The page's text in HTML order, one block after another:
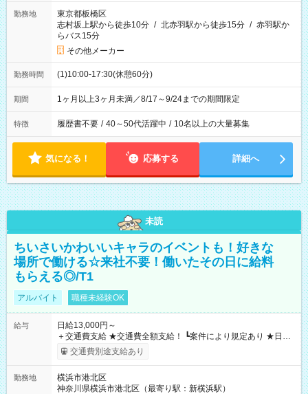
勤務地
東京都板橋区
志村坂上駅から徒歩10分 / 北赤羽駅から徒歩15分 / 赤羽駅か
らバス15分
その他メーカー
勤務時間 (1)10:00-17:30(休憩60分)
期間 1ヶ月以上3ヶ月未満／8/17～9/24までの期間限定
特徴 履歴書不要 / 40～50代活躍中 / 10名以上の大量募集
気になる！ 応募する 詳細へ
未読
ちいさいかわいいキャラのイベントも！好きな
場所で働ける☆来社不要！働いたその日に給料
もらえる◎/T1
アルバイト 職種未経験OK
給与
日給13,000円～
＋交通費支給 ★交通費全額支給！ ┗案件により規定あり ★日払
いOK！（規定あり） ┗働いたその日に現金GET♪ お仕事後はコ
ンビニATMから 日払い分を引き落とせます！ 【試用期間】試
交通費別途支給あり
勤務地
横浜市港北区
神奈川県横浜市港北区（最寄り駅：新横浜駅）